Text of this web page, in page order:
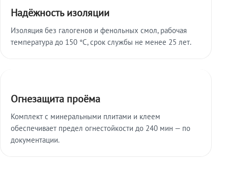
Надёжность изоляции
Изоляция без галогенов и фенольных смол, рабочая
температура до 150 °C, срок службы не менее 25 лет.
Огнезащита проёма
Комплект с минеральными плитами и клеем
обеспечивает предел огнестойкости до 240 мин — по
документации.